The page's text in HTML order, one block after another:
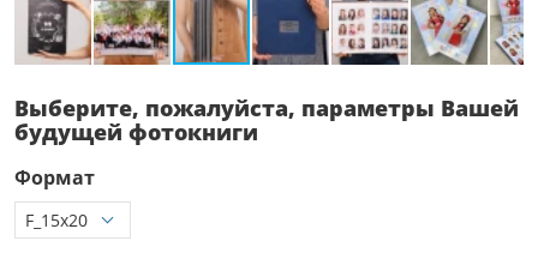
Выберите, пожалуйста, параметры Вашей
будущей фотокниги
Формат